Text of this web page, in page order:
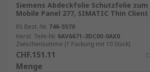
Siemens Abdeckfolie Schutzfolie
Mobile Panel 277, SIMATIC Thin Client
RS Best.-Nr. 746-5570
Herst. Teile-Nr. 6AV6671-3DC00-0AX0
Zwischensumme (1 Packung mit 10 Stück)
CHF.151.11
Menge